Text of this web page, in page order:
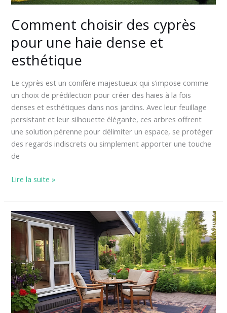
Comment choisir des cyprès
pour une haie dense et
esthétique
Le cyprès est un conifère majestueux qui s’impose comme
un choix de prédilection pour créer des haies à la fois
denses et esthétiques dans nos jardins. Avec leur feuillage
persistant et leur silhouette élégante, ces arbres offrent
une solution pérenne pour délimiter un espace, se protéger
des regards indiscrets ou simplement apporter une touche
de
esthétique
Lire la suite »
Quelles
sont
les
matières
les
plus
tendance
pour